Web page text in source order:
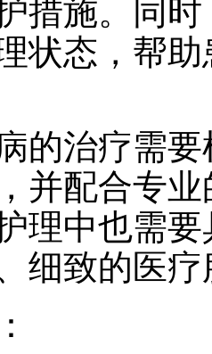
措施。同
状态，帮
的治疗需
并配合专
理中也需
细致的医疗